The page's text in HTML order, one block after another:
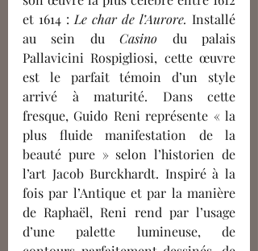
et 1614 : Le char de l’Aurore. Installé
au sein du Casino du palais
Pallavicini Rospigliosi, cette œuvre
est le parfait témoin d’un style
arrivé à maturité. Dans cette
fresque, Guido Reni représente « la
plus fluide manifestation de la
beauté pure » selon l’historien de
l’art Jacob Burckhardt. Inspiré à la
fois par l’Antique et par la manière
de Raphaël, Reni rend par l’usage
d’une palette lumineuse, de